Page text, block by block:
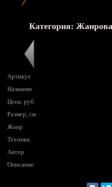
Категория:
Артикул
Название
Цена, руб
Размер, см
Жанр
Техника
Автор
Описание